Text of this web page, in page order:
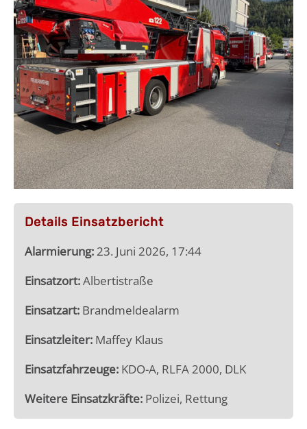
Details Einsatzbericht
Alarmierung:23. Juni 2026, 17:44
Einsatzort:Albertistraße
Einsatzart: Brandmeldealarm
Einsatzleiter: Maffey Klaus
Einsatzfahrzeuge: KDO-A, RLFA 2000, DLK
Weitere Einsatzkräfte: Polizei, Rettung